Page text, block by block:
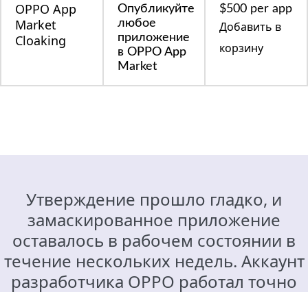
OPPO App
Market
Cloaking
Опубликуйте
любое
приложение
в OPPO App
Market
$500 per app
Добавить в
корзину
Утверждение прошло гладко, и
замаскированное приложение
оставалось в рабочем состоянии в
течение нескольких недель. Аккаунт
разработчика OPPO работал точно